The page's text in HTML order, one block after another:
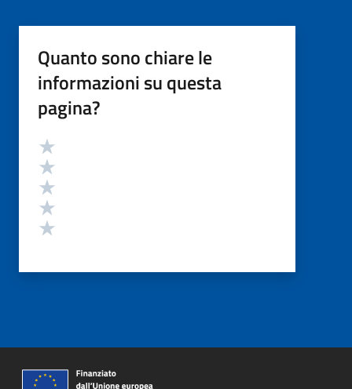
Quanto sono chiare le
informazioni su questa
pagina?
Valutazione